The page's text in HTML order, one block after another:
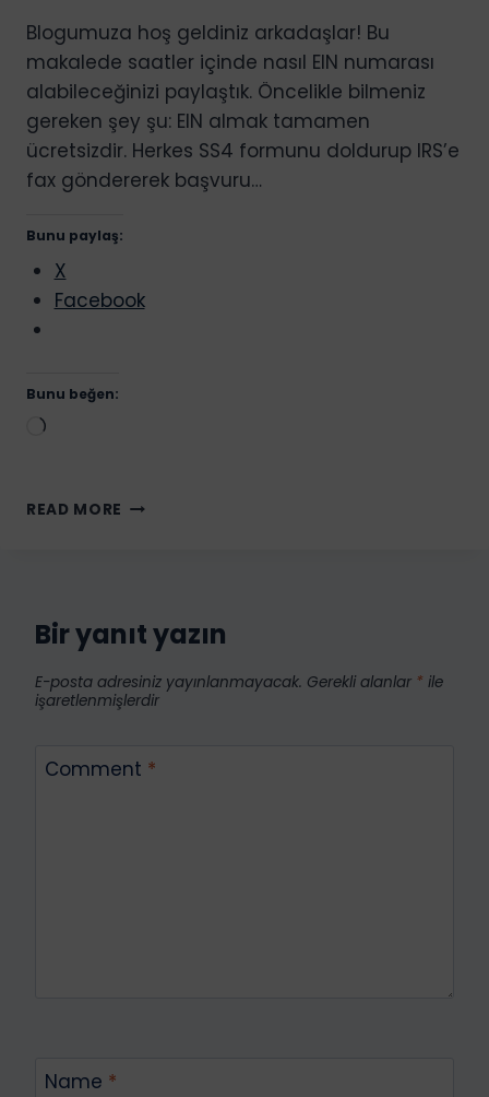
Blogumuza hoş geldiniz arkadaşlar! Bu
makalede saatler içinde nasıl EIN numarası
alabileceğinizi paylaştık. Öncelikle bilmeniz
gereken şey şu: EIN almak tamamen
ücretsizdir. Herkes SS4 formunu doldurup IRS’e
fax göndererek başvuru…
Bunu paylaş:
X
Facebook
Bunu beğen:
Yükleniyor...
READ MORE EIN
NASIL
Bir yanıt yazın
E-posta adresiniz yayınlanmayacak. Gerekli alanlar * ile
işaretlenmişlerdir
Comment *
Name *